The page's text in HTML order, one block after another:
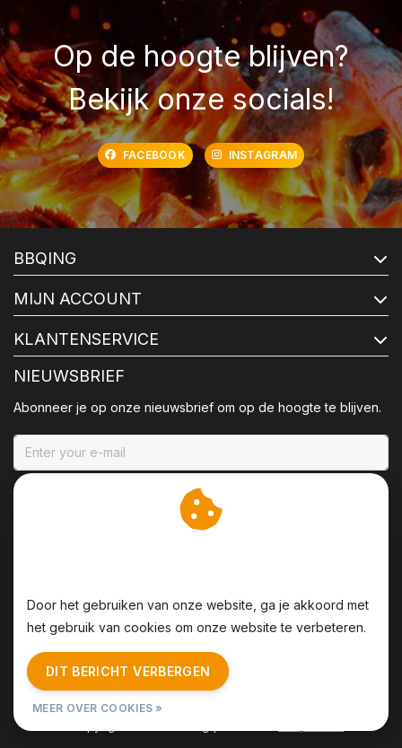
Op de hoogte blijven?
Bekijk onze socials!
FACEBOOK INSTAGRAM
BBQING
MIJN ACCOUNT
KLANTENSERVICE
NIEUWSBRIEF
Abonneer je op onze nieuwsbrief om op de hoogte te blijven.
Algemene voorwaarden | Disclaimer
Sitemap
| RSS Feed
Door het gebruiken van onze website, ga je akkoord met
het gebruik van cookies om onze website te verbeteren.
DIT BERICHT VERBERGEN
MEER OVER COOKIES »